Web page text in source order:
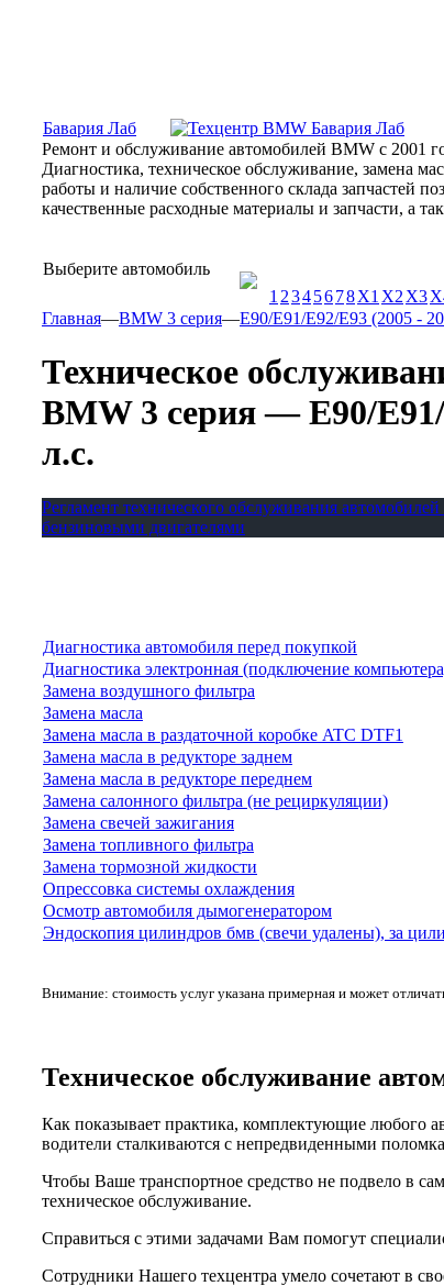
Бавария Лаб
Ремонт и обслуживание автомобилей BMW с 2001
Диагностика, техническое обслуживание, замена
работы и наличие собственного склада запчастей
качественные расходные материалы и запчасти, а
Выберите автомобиль
1 2345678X1 X2 X3
Главная—BMW 3 серия—E90/E91/E92/E93 (2005 -
Техническое
BMW 3 серия — E90/
л.с.
Регламент технического обслуживания
бензиновыми двигателями
Диагностика автомобиля перед покупкой
Диагностика электронная (подключение
Замена воздушного фильтра
Замена масла
Замена масла в раздаточной коробке ATC DTF1
Замена масла в редукторе заднем
Замена масла в редукторе переднем
Замена салонного фильтра (не рециркуляции)
Замена свечей зажигания
Замена топливного фильтра
Замена тормозной жидкости
Опрессовка системы охлаждения
Осмотр автомобиля дымогенератором
Эндоскопия цилиндров бмв (свечи удалены), за
Внимание: стоимость услуг указана примерная и может
Техническое обслуживание
Как показывает практика, комплектующие любого
водители сталкиваются с непредвиденными
Чтобы Ваше транспортное средство не подвело в
техническое обслуживание.
Справиться с этими задачами Вам помогут
Сотрудники Нашего техцентра умело сочетают в